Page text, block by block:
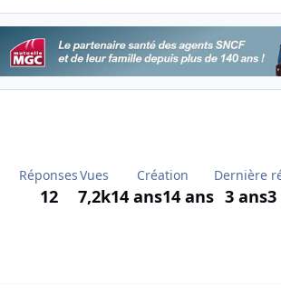
Réponses
12
Vues
7,2k
Création
14 ans14 ans
Dernière
3 ans3